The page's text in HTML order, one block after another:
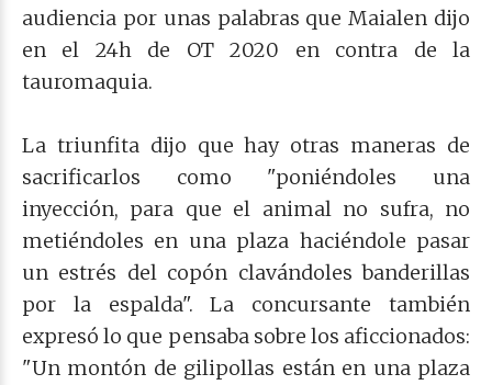
audiencia por unas palabras que Maialen dijo
en el 24h de OT 2020 en contra de la
tauromaquia.
La triunfita dijo que hay otras maneras de
sacrificarlos como "poniéndoles una
inyección, para que el animal no sufra, no
metiéndoles en una plaza haciéndole pasar
un estrés del copón clavándoles banderillas
por la espalda". La concursante también
expresó lo que pensaba sobre los aficcionados:
"Un montón de gilipollas están en una plaza